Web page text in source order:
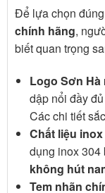
Để lựa chọn đúng
chính hãng,
biết quan trọng
Logo Sơn Hà
dập nổi đầy
Các chi tiết
Chất liệu
dụng inox 304
không hút
Tem nhãn